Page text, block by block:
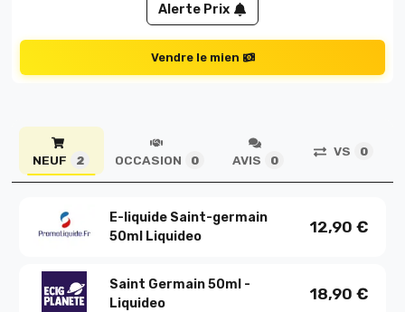
Alerte Prix
Vendre le mien
NEUF 2 OCCASION 0 AVIS 0
VS 0
E-liquide Saint-germain
50ml Liquideo
12,90 €
Saint Germain 50ml -
Liquideo
18,90 €